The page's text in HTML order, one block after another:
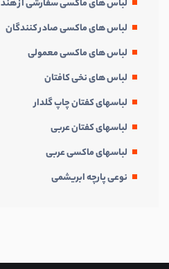
لباس های ماکسی سفارشی از هند
لباس های ماکسی صادر کنندگان
لباس های ماکسی معمولی
لباس های نخی کافتان
لباسهای کفتان چاپ گلدار
لباسهای کفتان عربی
لباسهای ماکسی عربی
نوعی پارچه ابریشمی